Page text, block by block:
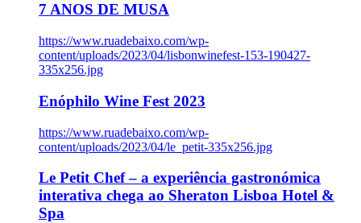
7 ANOS DE MUSA
https://www.ruadebaixo.com/wp-
content/uploads/2023/04/lisbonwinefest-153-190427-
335x256.jpg
Enóphilo Wine Fest 2023
https://www.ruadebaixo.com/wp-
content/uploads/2023/04/le_petit-335x256.jpg
Le Petit Chef – a experiência gastronómica
interativa chega ao Sheraton Lisboa Hotel &
Spa